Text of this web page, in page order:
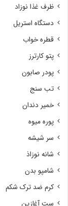
ظرف غذا نوزاد
دستگاه استریل
قطره خواب
پتو کارترز
پودر صابون
تب سنج
خمیر دندان
پوره میوه
سر شیشه
شانه نوزاذ
شامپو بدن
کرم ضد ترک شکم